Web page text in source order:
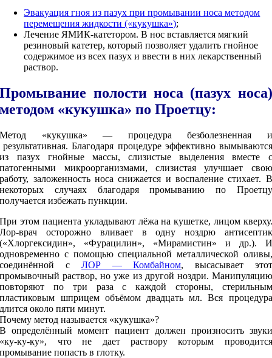
Эвакуация гноя из пазух при промывании носа методом
перемещения жидкости («кукушка»);
Лечение ЯМИК-катетором. В нос вставляется мягкий
резиновый катетер, который позволяет удалить гнойное
содержимое из всех пазух и ввести в них лекарственный
раствор.
Промывание полости носа (пазух носа)
методом «кукушка» по Проетцу:
Метод «кукушка» — процедура безболезненная и
результативная. Благодаря процедуре эффективно вымываются
из пазух гнойные массы, слизистые выделения вместе с
патогенными микроорганизмами, слизистая улучшает свою
работу, заложенность носа снижается и воспаление стихает. В
некоторых случаях благодаря промыванию по Проетцу
получается избежать пункции.
При этом пациента укладывают лёжа на кушетке, лицом кверху.
Лор-врач осторожно вливает в одну ноздрю антисептик
(«Хлоргексидин», «Фурацилин», «Мирамистин» и др.). И
одновременно с помощью специальной металлической оливы,
соединённой с ЛОР — Комбайном, высасывает этот
промывочный раствор, но уже из другой ноздри. Манипуляцию
повторяют по три раза с каждой стороны, стерильным
пластиковым шприцем объёмом двадцать мл. Вся процедура
длится около пяти минут.
Почему метод называется «кукушка»?
В определённый момент пациент должен произносить звуки
«ку-ку-ку», что не дает раствору которым проводится
промывание попасть в глотку.